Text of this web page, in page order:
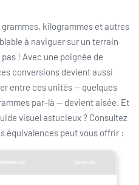
kilogrammes et autres
à naviguer sur un terrain
! Avec une poignée de
conversions devient aussi
entre ces unités — quelques
par-là — devient aisée. Et
visuel astucieux ? Consultez
équivalences peut vous offrir :
(kg) Livres (lb)